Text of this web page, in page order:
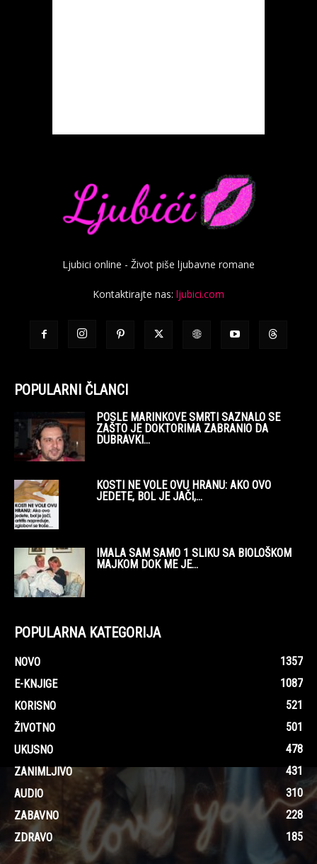
Ljubici online - Život piše ljubavne romane
Kontaktirajte nas: ljubici.com
POPULARNI ČLANCI
POSLE MARINKOVE SMRTI SAZNALO SE
ZAŠTO JE DOKTORIMA ZABRANIO DA
DUBRAVKI...
KOSTI NE VOLE OVU HRANU: AKO OVO
JEDETE, BOL JE JAČI,...
IMALA SAM SAMO 1 SLIKU SA BIOLOŠKOM
MAJKOM DOK ME JE...
POPULARNA KATEGORIJA
NOVO
1357
E-KNJIGE
1087
KORISNO
521
ŽIVOTNO
501
UKUSNO
478
ZANIMLJIVO
431
AUDIO
310
ZABAVNO
228
ZDRAVO
185